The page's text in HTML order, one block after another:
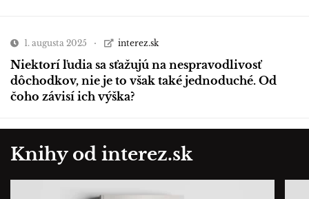
1. augusta 2025 interez.sk
Niektorí ľudia sa sťažujú na nespravodlivosť
dôchodkov, nie je to však také jednoduché. Od
čoho závisí ich výška?
Knihy od interez.sk